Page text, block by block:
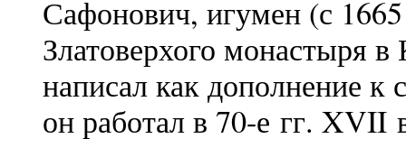
Сафонович, игумен (с
Златоверхого монастыря
написал как дополнение к
он работал в 70-е гг. XVII